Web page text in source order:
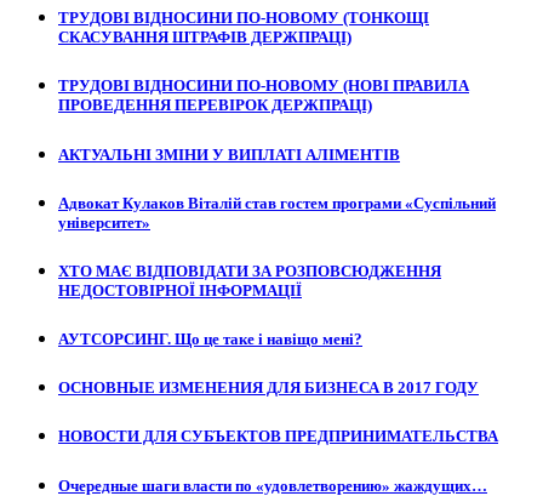
ТРУДОВІ ВІДНОСИНИ ПО-НОВОМУ (ТОНКОЩІ
СКАСУВАННЯ ШТРАФІВ ДЕРЖПРАЦІ)
ТРУДОВІ ВІДНОСИНИ ПО-НОВОМУ (НОВІ ПРАВИЛА
ПРОВЕДЕННЯ ПЕРЕВІРОК ДЕРЖПРАЦІ)
АКТУАЛЬНІ ЗМІНИ У ВИПЛАТІ АЛІМЕНТІВ
Адвокат Кулаков Віталій став гостем програми «Суспільний
університет»
ХТО МАЄ ВІДПОВІДАТИ ЗА РОЗПОВСЮДЖЕННЯ
НЕДОСТОВІРНОЇ ІНФОРМАЦІЇ
АУТСОРСИНГ. Що це таке і навіщо мені?
ОСНОВНЫЕ ИЗМЕНЕНИЯ ДЛЯ БИЗНЕСА В 2017 ГОДУ
НОВОСТИ ДЛЯ СУБЪЕКТОВ ПРЕДПРИНИМАТЕЛЬСТВА
Очередные шаги власти по «удовлетворению» жаждущих…